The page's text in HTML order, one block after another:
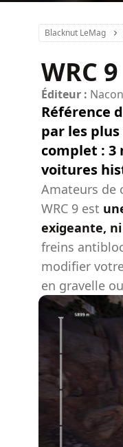
Blacknut LeMag
WRC 9
Éditeur : Nacon
Référence
par les
complet : 3
voitures
Amateurs de
WRC 9 est
exigeante,
freins
modifier
en gravelle